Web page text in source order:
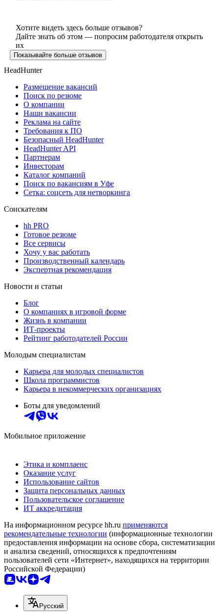
Хотите видеть здесь больше отзывов?
Дайте знать об этом — попросим работодателя открыть
их
Показывайте больше отзывов
HeadHunter
Размещение вакансий
Поиск по резюме
О компании
Наши вакансии
Реклама на сайте
Требования к ПО
Безопасный HeadHunter
HeadHunter API
Партнерам
Инвесторам
Каталог компаний
Поиск по вакансиям в Уфе
Сетка: соцсеть для нетворкинга
Соискателям
hh PRO
Готовое резюме
Все сервисы
Хочу у вас работать
Производственный календарь
Экспертная рекомендация
Новости и статьи
Блог
О компаниях в игровой форме
Жизнь в компании
ИТ-проекты
Рейтинг работодателей России
Молодым специалистам
Карьера для молодых специалистов
Школа программистов
Карьера в некоммерческих организациях
Боты для уведомлений
Мобильное приложение
Этика и комплаенс
Оказание услуг
Использование сайтов
Защита персональных данных
Пользовательское соглашение
ИТ аккредитация
На информационном ресурсе hh.ru применяются
рекомендательные технологии (информационные технологии
предоставления информации на основе сбора, систематизации
и анализа сведений, относящихся к предпочтениям
пользователей сети «Интернет», находящихся на территории
Российской Федерации)
Русский